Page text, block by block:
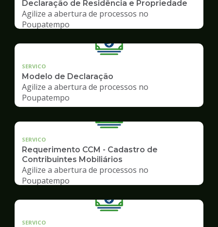
Declaração de Residência e Propriedade
Agilize a abertura de processos no
Poupatempo
SERVICO
Modelo de Declaração
Agilize a abertura de processos no
Poupatempo
SERVICO
Requerimento CCM - Cadastro de
Contribuintes Mobiliários
Agilize a abertura de processos no
Poupatempo
SERVICO